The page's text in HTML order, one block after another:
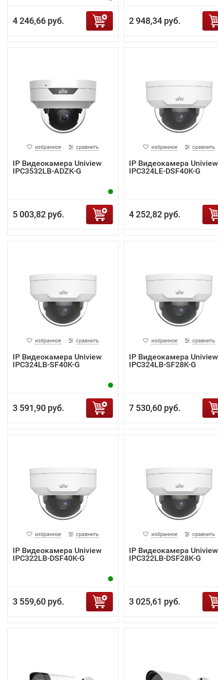
4 246,66 руб. 2 948,34 руб.
избранное сравнить
IP Видеокамера Uniview
IPC3532LB-ADZK-G
5 003,82 руб.
избранное сравнить
IP Видеокамера Uniview
IPC324LE-DSF40K-G
4 252,82 руб.
избранное сравнить
IP Видеокамера Uniview
IPC324LB-SF40K-G
3 591,90 руб.
избранное сравнить
IP Видеокамера Uniview
IPC324LB-SF28K-G
7 530,60 руб.
избранное сравнить
IP Видеокамера Uniview
IPC322LB-DSF40K-G
3 559,60 руб.
избранное сравнить
IP Видеокамера Uniview
IPC322LB-DSF28K-G
3 025,61 руб.